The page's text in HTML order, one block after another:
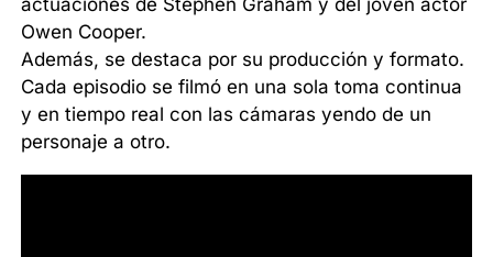
actuaciones de Stephen Graham y del joven actor
Owen Cooper.
Además, se destaca por su producción y formato.
Cada episodio se filmó en una sola toma continua
y en tiempo real con las cámaras yendo de un
personaje a otro.